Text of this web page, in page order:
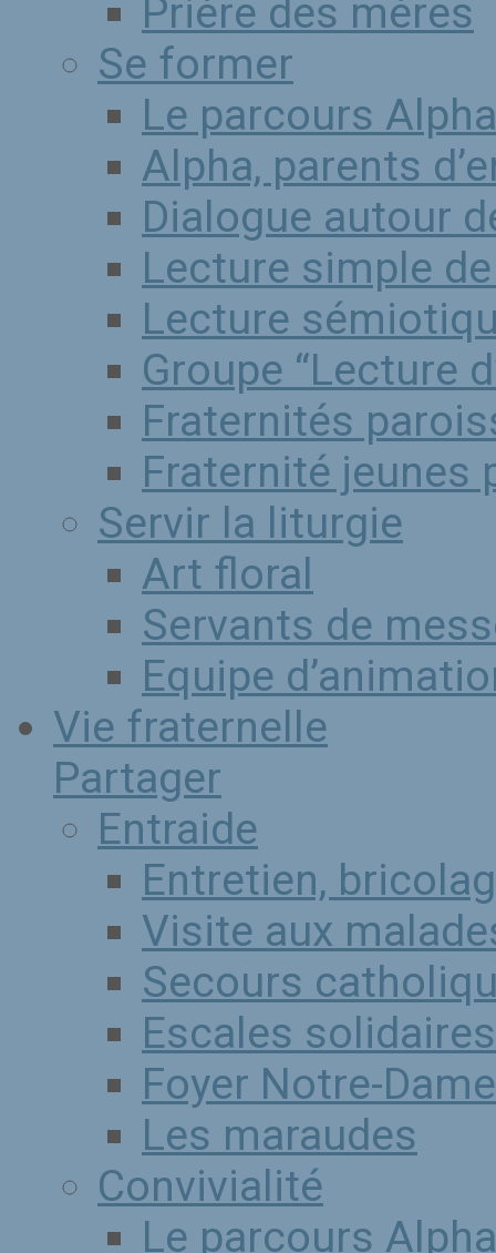
Prière des mères
Se former
Le parcours Alpha
Alpha, parents
Dialogue autour
Lecture simple
Lecture
Groupe “Lecture
Fraternités
Fraternité jeunes
Servir la liturgie
Art floral
Servants de
Equipe
Vie fraternelle
Partager
Entraide
Entretien,
Visite aux
Secours
Escales solidaires
Foyer Notre-
Les maraudes
Convivialité
Le parcours Alpha